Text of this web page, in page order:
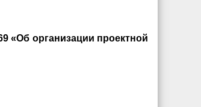
«Об организации проектной